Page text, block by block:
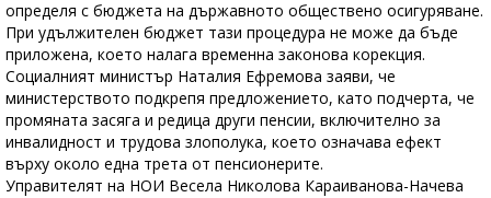
определя с бюджета на държавното обществено осигуряване.
При удължителен бюджет тази процедура не може да бъде
приложена, което налага временна законова корекция.
Социалният министър Наталия Ефремова заяви, че
министерството подкрепя предложението, като подчерта, че
промяната засяга и редица други пенсии, включително за
инвалидност и трудова злополука, което означава ефект
върху около една трета от пенсионерите.
Управителят на НОИ Весела Николова Караиванова-Начева